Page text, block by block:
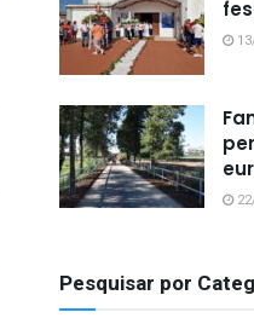
Pesquisar por